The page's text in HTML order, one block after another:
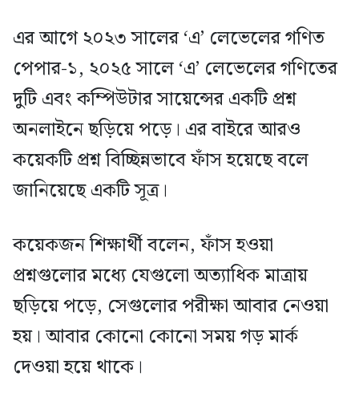
এর আগে ২০২৩ সালের ‘এ’ লেভেলের গণিত
পেপার-১, ২০২৫ সালে ‘এ’ লেভেলের গণিতের
দুটি এবং কম্পিউটার সায়েন্সের একটি প্রশ্ন
অনলাইনে ছড়িয়ে পড়ে। এর বাইরে আরও
কয়েকটি প্রশ্ন বিচ্ছিন্নভাবে ফাঁস হয়েছে বলে
জানিয়েছে একটি সূত্র।
কয়েকজন শিক্ষার্থী বলেন, ফাঁস হওয়া
প্রশ্নগুলোর মধ্যে যেগুলো অত্যাধিক মাত্রায়
ছড়িয়ে পড়ে, সেগুলোর পরীক্ষা আবার নেওয়া
হয়। আবার কোনো কোনো সময় গড় মার্ক
দেওয়া হয়ে থাকে।